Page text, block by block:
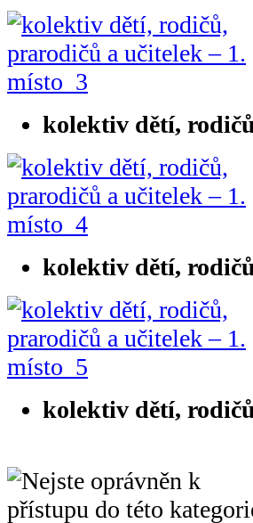
kolektiv dětí,
kolektiv dětí,
kolektiv dětí,